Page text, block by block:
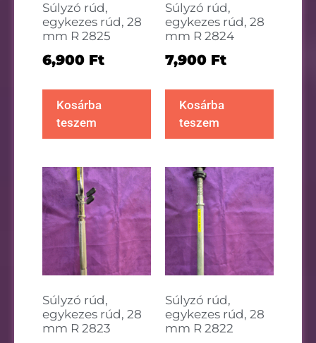
Súlyzó rúd,
egykezes rúd, 28
mm R 2825
6,900 Ft
Kosárba
teszem
Súlyzó rúd,
egykezes rúd, 28
mm R 2824
7,900 Ft
Kosárba
teszem
Súlyzó rúd,
egykezes rúd, 28
mm R 2823
Súlyzó rúd,
egykezes rúd, 28
mm R 2822